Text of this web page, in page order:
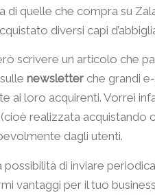
di quelle che compra su
diversi capi
scrivere un articolo che
newsletter che grandi
ai loro acquirenti. Vorrei
realizzata acquistando
dagli utenti.
possibilità di inviare
vantaggi per il tuo